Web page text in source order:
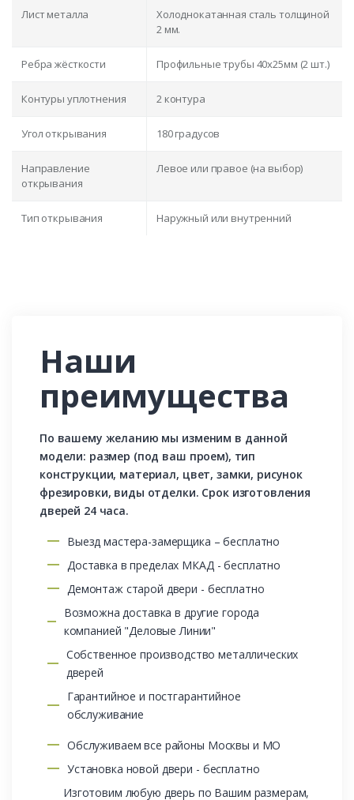
Лист металла
Холоднокатанная сталь толщиной
2 мм.
Ребра жёсткости Профильные трубы 40х25мм (2 шт.)
Контуры уплотнения 2 контура
Угол открывания 180 градусов
Направление
открывания
Левое или правое (на выбор)
Тип открывания Наружный или внутренний
Наши
преимущества
По вашему желанию мы изменим в данной
модели: размер (под ваш проем), тип
конструкции, материал, цвет, замки, рисунок
фрезировки, виды отделки. Срок изготовления
дверей 24 часа.
Выезд мастера-замерщика – бесплатно
Доставка в пределах МКАД - бесплатно
Демонтаж старой двери - бесплатно
Возможна доставка в другие города
компанией "Деловые Линии"
Собственное производство металлических
дверей
Гарантийное и постгарантийное
обслуживание
Обслуживаем все районы Москвы и МО
Установка новой двери - бесплатно
Изготовим любую дверь по Вашим размерам,